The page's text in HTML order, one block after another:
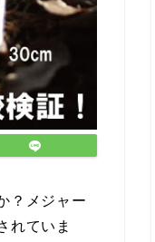
？メジャー
れていま